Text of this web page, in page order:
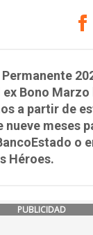
Bono Marzo
a partir de
nueve meses
o
Héroes.
PUBLICIDAD